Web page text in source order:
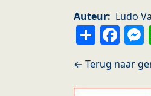
Auteur
Ludo
Share